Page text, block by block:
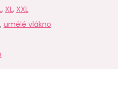
, XL, XXL
, umělé vlákno